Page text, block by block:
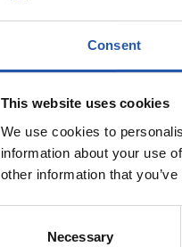
Consent
This website uses cookies
We use cookies to
information about your use
other information that
Necessary